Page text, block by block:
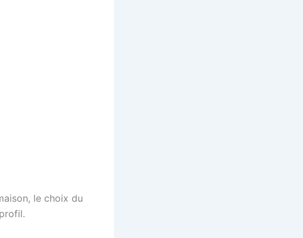
le choix du